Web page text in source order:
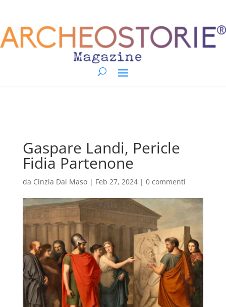
Gaspare Landi, Pericle
Fidia Partenone
da Cinzia Dal Maso| Feb 27, 2024| 0 commenti